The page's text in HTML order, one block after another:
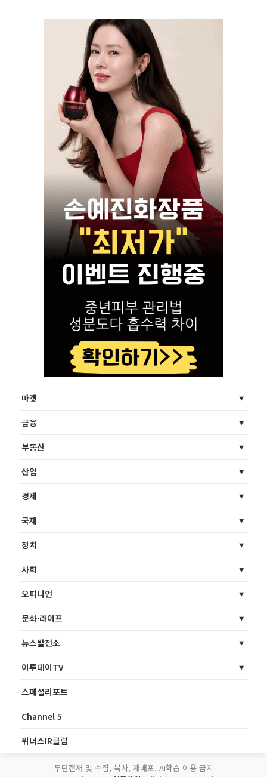
마켓
금융
부동산
산업
경제
국제
정치
사회
오피니언
문화·라이프
뉴스발전소
이투데이TV
스페셜리포트
Channel 5
위너스IR클럽
무단전재 및 수집, 복사, 재배포, AI학습 이용 금지